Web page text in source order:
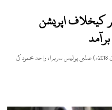
کیخلاف اپریشن
سوات (زما سوات ڈاٹ کام ، تازہ ترین۔ 04 جون 2018ء) ضلعی پولیس سربراہ واحد محمود کی